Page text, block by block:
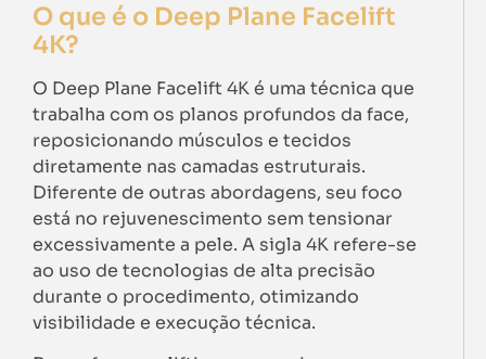
O que é o Deep Plane Facelift
4K?
O Deep Plane Facelift 4K é uma técnica que
trabalha com os planos profundos da face,
reposicionando músculos e tecidos
diretamente nas camadas estruturais.
Diferente de outras abordagens, seu foco
está no rejuvenescimento sem tensionar
excessivamente a pele. A sigla 4K refere-se
ao uso de tecnologias de alta precisão
durante o procedimento, otimizando
visibilidade e execução técnica.